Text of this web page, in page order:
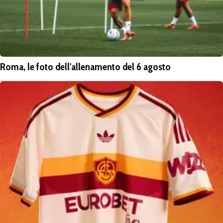
Roma, le foto dell'allenamento del 6 agosto